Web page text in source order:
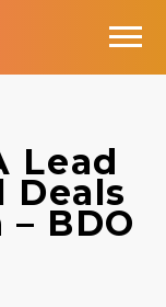
Lead
BDO